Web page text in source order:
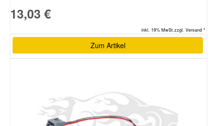
13,03 €
inkl. 19% MwSt.zzgl. Versand *
Zum Artikel